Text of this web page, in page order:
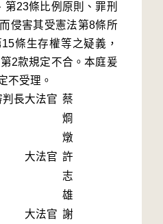
23條比例原則、罪刑
侵害其受憲法第8條所
條生存權等之疑義，
2款規定不合。本庭爰
不受理。
長大法官 蔡
烱
燉
大法官 許
志
雄
大法官 謝